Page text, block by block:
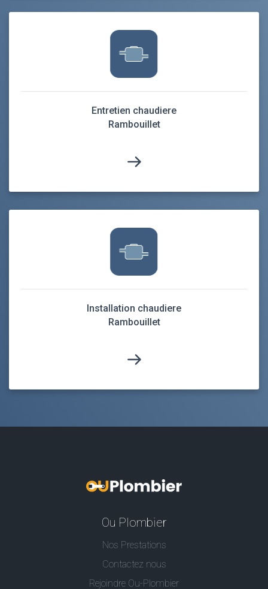
Entretien chaudiere
Rambouillet
Installation chaudiere
Rambouillet
Ou Plombier
Nos Prestations
Contactez nous
Rejoindre Ou-Plombier